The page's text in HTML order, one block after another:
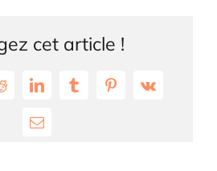
cet article !
LinkedInTumblrPinterest
Vk
Email